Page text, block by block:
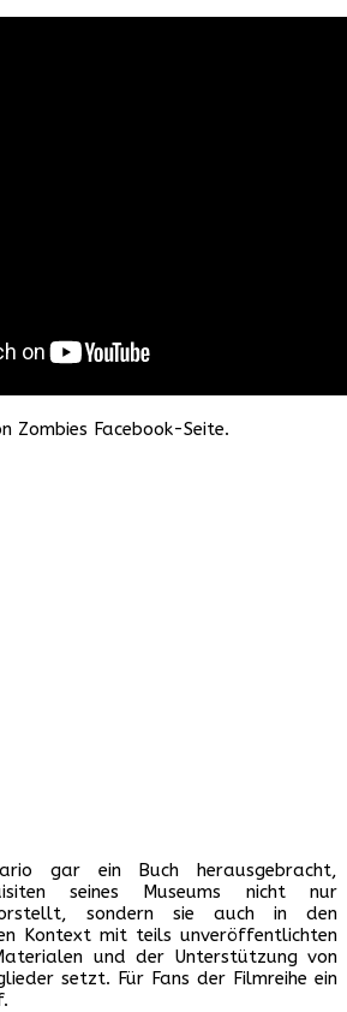
Zombies Facebook-Seite.
gar ein Buch herausgebracht,
seines Museums nicht nur
sondern sie auch in den
Kontext mit teils unveröffentlichten
und der Unterstützung von
setzt. Für Fans der Filmreihe ein